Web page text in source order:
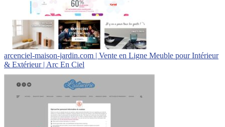
arcenciel-maison-jardin.com | Vente en Ligne Meuble pour Intérieur
& Extérieur | Arc En Ciel